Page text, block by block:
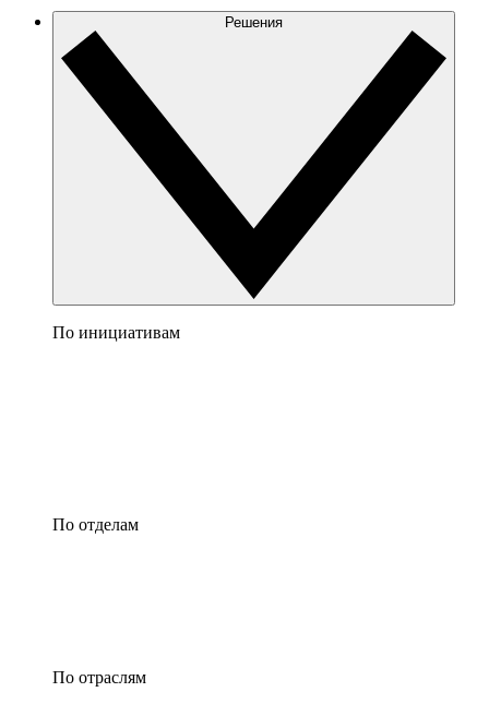
Решения
По инициативам
По отделам
По отраслям